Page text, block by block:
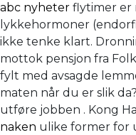
abc nyheter flytimer er
lykkehormoner
ikke tenke klart.
mottok pensjon fra
fylt med avsagde
maten når du er slik
utføre jobben . Kong
naken ulike former for